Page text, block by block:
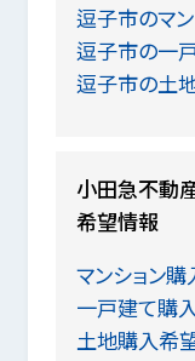
逗子市のマ
逗子市の一
逗子市の土
小田急不動
希望情報
マンション
一戸建て購
土地購入希